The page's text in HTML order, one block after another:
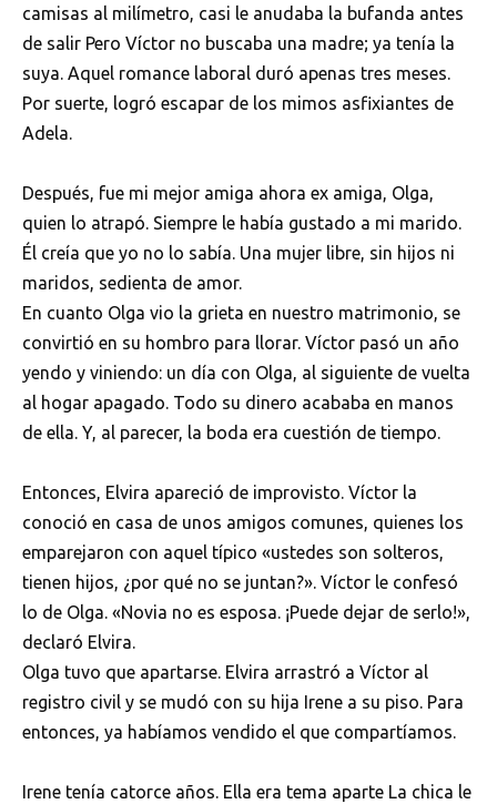
camisas al milímetro, casi le anudaba la bufanda antes
de salir Pero Víctor no buscaba una madre; ya tenía la
suya. Aquel romance laboral duró apenas tres meses.
Por suerte, logró escapar de los mimos asfixiantes de
Adela.
Después, fue mi mejor amiga ahora ex amiga, Olga,
quien lo atrapó. Siempre le había gustado a mi marido.
Él creía que yo no lo sabía. Una mujer libre, sin hijos ni
maridos, sedienta de amor.
En cuanto Olga vio la grieta en nuestro matrimonio, se
convirtió en su hombro para llorar. Víctor pasó un año
yendo y viniendo: un día con Olga, al siguiente de vuelta
al hogar apagado. Todo su dinero acababa en manos
de ella. Y, al parecer, la boda era cuestión de tiempo.
Entonces, Elvira apareció de improvisto. Víctor la
conoció en casa de unos amigos comunes, quienes los
emparejaron con aquel típico «ustedes son solteros,
tienen hijos, ¿por qué no se juntan?». Víctor le confesó
lo de Olga. «Novia no es esposa. ¡Puede dejar de serlo!»,
declaró Elvira.
Olga tuvo que apartarse. Elvira arrastró a Víctor al
registro civil y se mudó con su hija Irene a su piso. Para
entonces, ya habíamos vendido el que compartíamos.
Irene tenía catorce años. Ella era tema aparte La chica le